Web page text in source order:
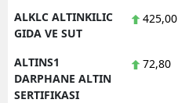
ALKLC ALTINKILIC
GIDA VE SUT
425,00
ALTINS1
DARPHANE ALTIN
SERTIFIKASI
72,80